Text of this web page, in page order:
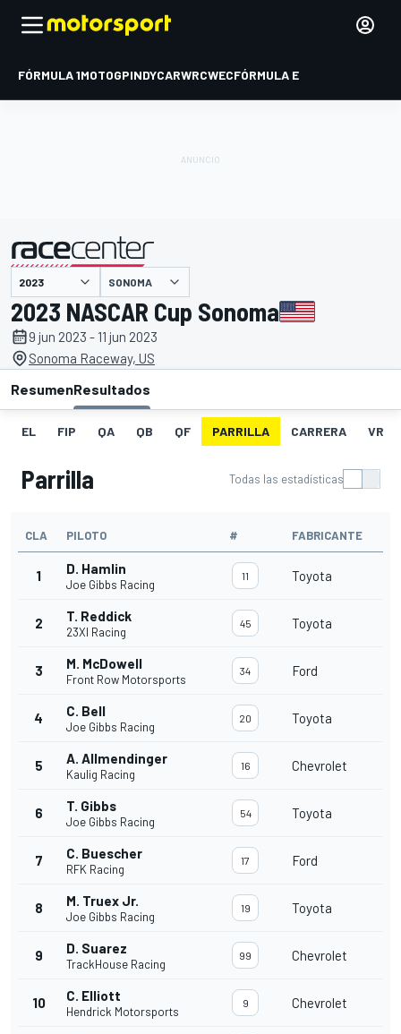
FÓRMULA 1MOTOGPINDYCARWRCWECFÓRMULA E
presentado por SONOMA
2023 NASCAR Cup Sonoma
9 jun 2023 - 11 jun 2023
Sonoma Raceway, US
ResumenResultados
EL FIP QA QB QF PARRILLA CARRERA VR
Parrilla Todas las estadísticas
CLA PILOTO # FABRICANTE
1 D. Hamlin
Joe Gibbs Racing
11 Toyota
2 T. Reddick
23XI Racing
45 Toyota
3 M. McDowell
Front Row Motorsports
34 Ford
4 C. Bell
Joe Gibbs Racing
20 Toyota
5 A. Allmendinger
Kaulig Racing
16 Chevrolet
6 T. Gibbs
Joe Gibbs Racing
54 Toyota
7 C. Buescher
RFK Racing
17 Ford
8 M. Truex Jr.
Joe Gibbs Racing
19 Toyota
9 D. Suarez
TrackHouse Racing
99 Chevrolet
10 C. Elliott
Hendrick Motorsports
9 Chevrolet